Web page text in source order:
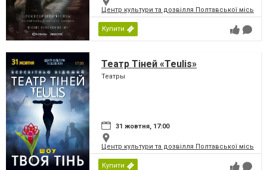
Центр культури та дозвілля Полтавської
Купити
Театр Тіней «Teulis»
Театры
31 жовтня, 17:00
Центр культури та дозвілля Полтавської
Купити